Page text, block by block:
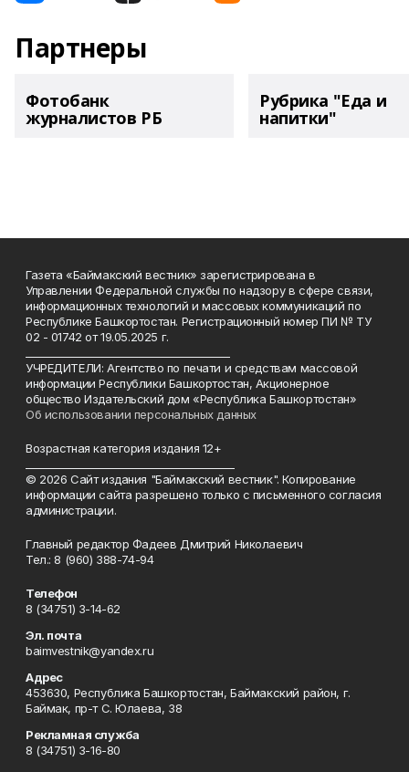
Партнеры
Фотобанк
журналистов РБ
Рубрика "Еда и
напитки"
Газета «Баймакский вестник» зарегистрирована в
Управлении Федеральной службы по надзору в сфере связи,
информационных технологий и массовых коммуникаций по
Республике Башкортостан. Регистрационный номер ПИ № ТУ
02 - 01742 от 19.05.2025 г.
УЧРЕДИТЕЛИ: Агентство по печати и средствам массовой
информации Республики Башкортостан, Акционерное
общество Издательский дом «Республика Башкортостан»
Об использовании персональных данных
Возрастная категория издания 12+
© 2026 Сайт издания "Баймакский вестник". Копирование
информации сайта разрешено только с письменного согласия
администрации.
Главный редактор Фадеев Дмитрий Николаевич
Тел.: 8 (960) 388-74-94
Телефон
8 (34751) 3-14-62
Эл. почта
baimvestnik@yandex.ru
Адрес
453630, Республика Башкортостан, Баймакский район, г.
Баймак, пр-т С. Юлаева, 38
Рекламная служба
8 (34751) 3-16-80